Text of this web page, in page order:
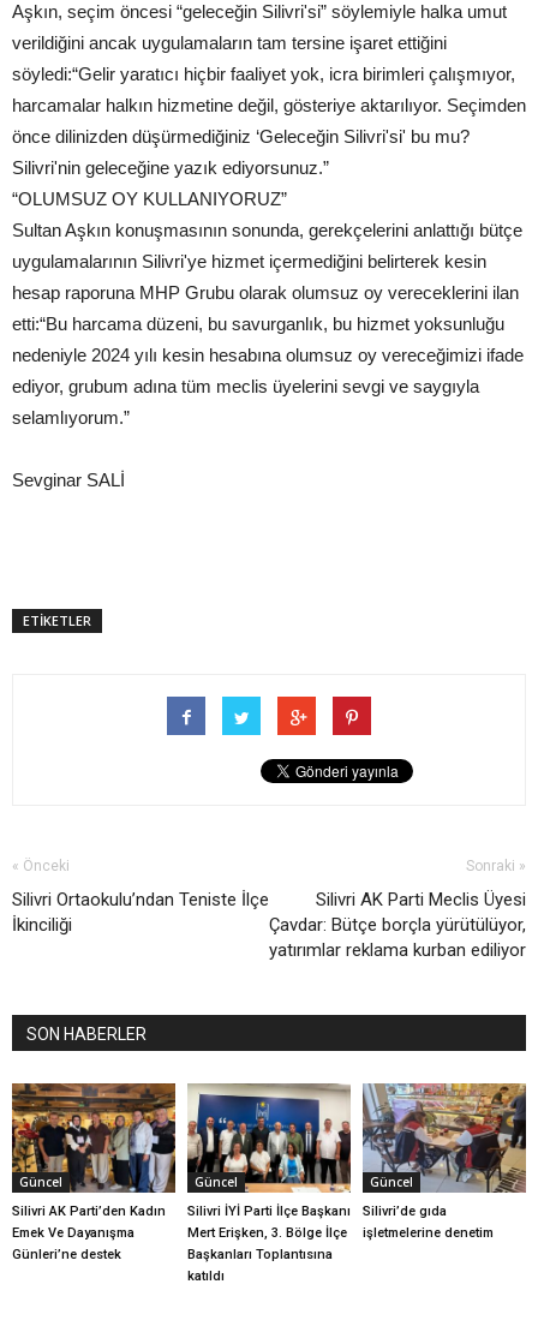
Aşkın, seçim öncesi “geleceğin Silivri'si” söylemiyle halka umut
verildiğini ancak uygulamaların tam tersine işaret ettiğini
söyledi:“Gelir yaratıcı hiçbir faaliyet yok, icra birimleri çalışmıyor,
harcamalar halkın hizmetine değil, gösteriye aktarılıyor. Seçimden
önce dilinizden düşürmediğiniz ‘Geleceğin Silivri'si' bu mu?
Silivri'nin geleceğine yazık ediyorsunuz.”
“OLUMSUZ OY KULLANIYORUZ”
Sultan Aşkın konuşmasının sonunda, gerekçelerini anlattığı bütçe
uygulamalarının Silivri'ye hizmet içermediğini belirterek kesin
hesap raporuna MHP Grubu olarak olumsuz oy vereceklerini ilan
etti:“Bu harcama düzeni, bu savurganlık, bu hizmet yoksunluğu
nedeniyle 2024 yılı kesin hesabına olumsuz oy vereceğimizi ifade
ediyor, grubum adına tüm meclis üyelerini sevgi ve saygıyla
selamlıyorum.”
Sevginar SALİ
ETİKETLER
« Önceki
Silivri Ortaokulu’ndan Teniste İlçe
İkinciliği
Sonraki »
Silivri AK Parti Meclis Üyesi
Çavdar: Bütçe borçla yürütülüyor,
yatırımlar reklama kurban ediliyor
SON HABERLER
Güncel
Silivri AK Parti’den Kadın
Emek Ve Dayanışma
Günleri’ne destek
Güncel
Silivri İYİ Parti İlçe Başkanı
Mert Erişken, 3. Bölge İlçe
Başkanları Toplantısına
katıldı
Güncel
Silivri’de gıda
işletmelerine denetim